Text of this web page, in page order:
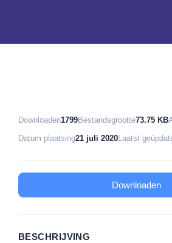
Downloaden1799Bestandsgrootte73.75 KB
Datum plaatsing21 juli 2020Laatst
Downloaden
BESCHRIJVING